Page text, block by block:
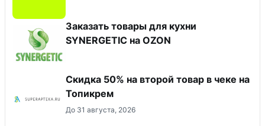
Заказать товары для кухни
SYNERGETIC на OZON
Скидка 50% на второй товар в чеке на
Топикрем
До 31 августа, 2026